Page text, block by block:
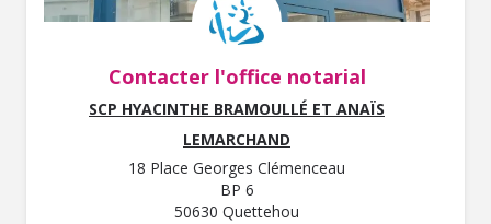
Contacter l'office notarial
SCP HYACINTHE BRAMOULLÉ ET ANAÏS
LEMARCHAND
18 Place Georges Clémenceau
BP 6
50630 Quettehou